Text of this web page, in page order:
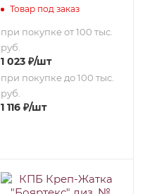
Товар под заказ
при покупке от 100 тыс.
руб.
1 023₽/шт
при покупке до 100 тыс.
руб.
1 116₽/шт